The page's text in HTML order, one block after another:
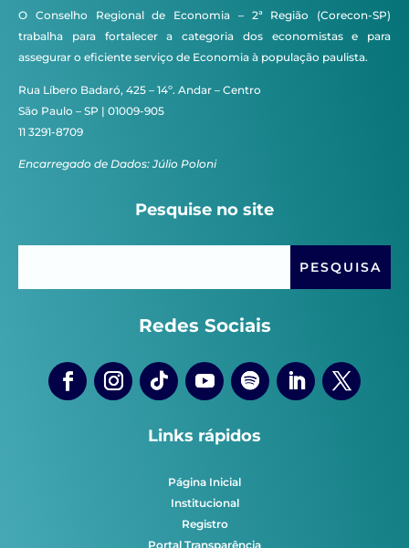
O Conselho Regional de Economia – 2ª Região (Corecon-SP)
trabalha para fortalecer a categoria dos economistas e para
assegurar o eficiente serviço de Economia à população paulista.
Rua Líbero Badaró, 425 – 14º. Andar – Centro
São Paulo – SP | 01009-905
11 3291-8709
Encarregado de Dados: Júlio Poloni
Pesquise no site
Redes Sociais
Links rápidos
Página Inicial
Institucional
Registro
Portal Transparência